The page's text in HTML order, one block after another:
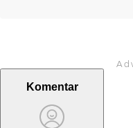
Komentar